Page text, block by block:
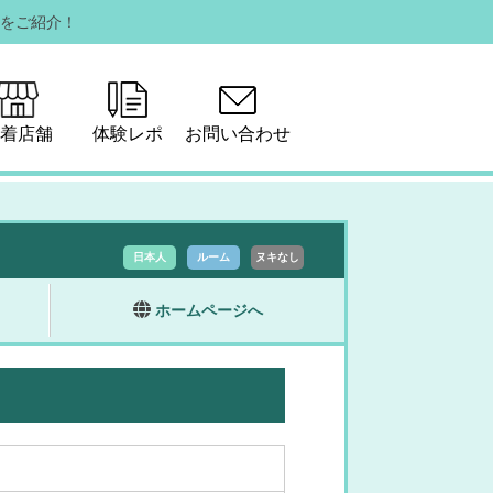
ご紹介！
店舗 体験レポ お問い合わせ
日本人 ルーム ヌキなし
ホームページへ